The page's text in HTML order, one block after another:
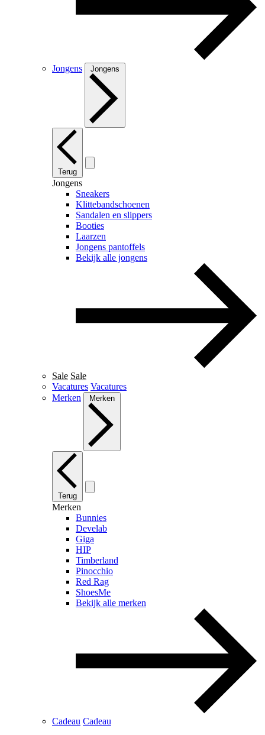
Jongens Jongens
Terug
Jongens
Sneakers
Klittebandschoenen
Sandalen en slippers
Booties
Laarzen
Jongens pantoffels
Bekijk alle jongens
Sale Sale
Vacatures Vacatures
Merken
Merken
Terug
Merken
Bunnies
Develab
Giga
HIP
Timberland
Pinocchio
Red Rag
ShoesMe
Bekijk alle merken
Cadeau Cadeau